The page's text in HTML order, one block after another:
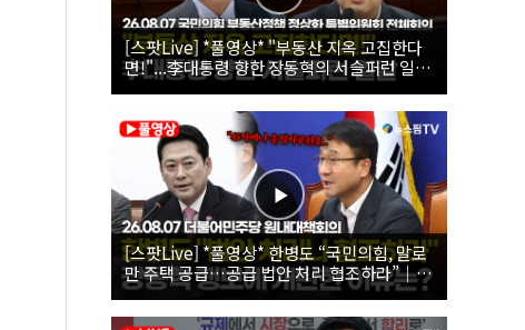
[스팟Live] *풀영상* "부동산 지옥 고집한다
면!"...李대통령 향한 장동혁의 서슬퍼런 일갈
| 26.08.07 국민의힘 부동산정책 정상화 특별
위원회 전체회의
[스팟Live] *풀영상* 한병도 “국민의힘, 말로
만 주택 공급…공급 법안 처리 협조하라”｜
26.08.07 더불어민주당 원내대책회의